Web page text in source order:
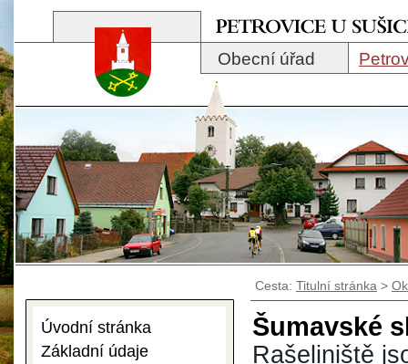
Obecní úřad
Cesta: Titulní stránka >
Úvodní stránka
Základní údaje
Šumavské
Rašeliniště